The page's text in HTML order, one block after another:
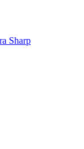
Sharp